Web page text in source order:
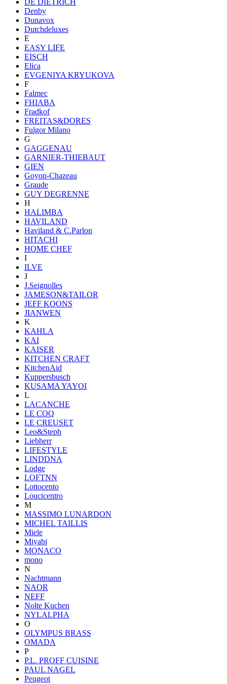
Denby
Dunavox
Dutchdeluxes
E
EASY LIFE
EISCH
Elica
EVGENIYA KRYUKOVA
F
Falmec
FHIABA
Fradkof
FREITAS&DORES
Fulgor Milano
G
GAGGENAU
GARNIER-THIEBAUT
GIEN
Goyon-Chazeau
Graude
GUY DEGRENNE
H
HALIMBA
HAVILAND
Haviland & C.Parlon
HITACHI
HOME CHEF
I
ILVE
J
J.Seignolles
JAMESON&TAILOR
JEFF KOONS
JIANWEN
K
KAHLA
KAI
KAISER
KITCHEN CRAFT
KitchenAid
Kuppersbusch
KUSAMA YAYOI
L
LACANCHE
LE COQ
LE CREUSET
Leo&Steph
Liebherr
LIFESTYLE
LINDDNA
Lodge
LOFTNN
Lottocento
Loucicentro
M
MASSIMO LUNARDON
MICHEL TAILLIS
Miele
Miyabi
MONACO
mono
N
Nachtmann
NAOR
NEFF
Nolte Kuchen
NYLALPHA
O
OLYMPUS BRASS
OMADA
P
P.L. PROFF CUISINE
PAUL NAGEL
Peugeot